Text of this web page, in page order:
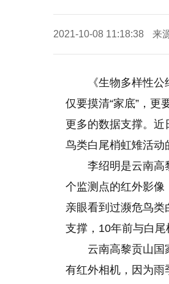
2021-10-08 11:18:38 来
《生物多样性
仅要摸清“家底”，
更多的数据支撑。
鸟类白尾梢虹雉活动
李绍明是云南高
个监测点的红外影像
亲眼看到过濒危鸟
支撑，10年前与白尾
云南高黎贡山国
有红外相机，因为